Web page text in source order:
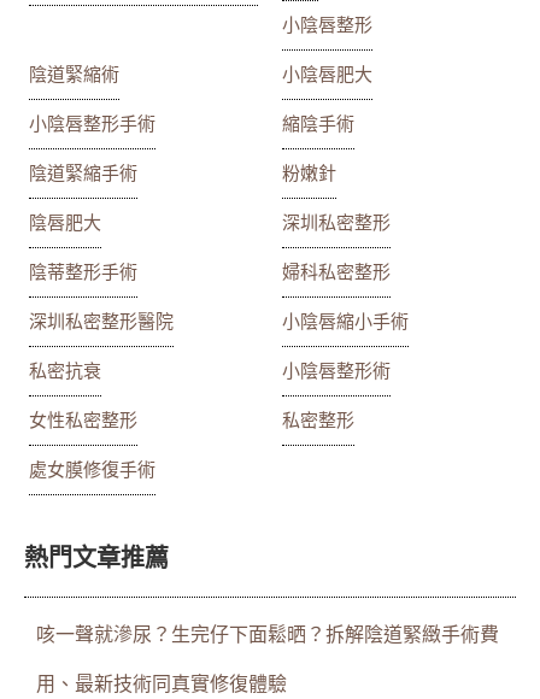
小陰唇整形
陰道緊縮術 小陰唇肥大
小陰唇整形手術 縮陰手術
陰道緊縮手術 粉嫩針
陰唇肥大 深圳私密整形
陰蒂整形手術 婦科私密整形
深圳私密整形醫院 小陰唇縮小手術
私密抗衰 小陰唇整形術
女性私密整形 私密整形
處女膜修復手術
熱門文章推薦
咳一聲就滲尿？生完仔下面鬆晒？拆解陰道緊緻手術費
用、最新技術同真實修復體驗